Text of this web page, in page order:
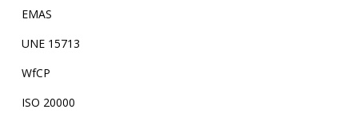
EMAS
UNE 15713
WfCP
ISO 20000